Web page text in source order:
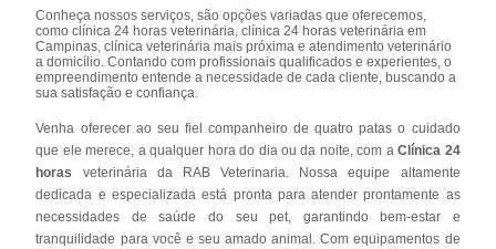
Conheça nossos serviços, são opções variadas que oferecemos,
como clínica 24 horas veterinária, clínica 24 horas veterinária em
Campinas, clínica veterinária mais próxima e atendimento veterinário
a domicílio. Contando com profissionais qualificados e experientes, o
empreendimento entende a necessidade de cada cliente, buscando a
sua satisfação e confiança.
Venha oferecer ao seu fiel companheiro de quatro patas o cuidado
que ele merece, a qualquer hora do dia ou da noite, com aClínica 24
horas
veterinária da RAB Veterinaria. Nossa equipe altamente
dedicada e especializada está pronta para atender prontamente as
necessidades de saúde do seu pet, garantindo bem-estar e
tranquilidade para você e seu amado animal. Com equipamentos de